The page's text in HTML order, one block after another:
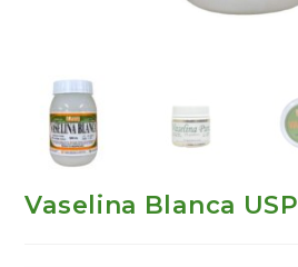
Vaselina Blanca USP